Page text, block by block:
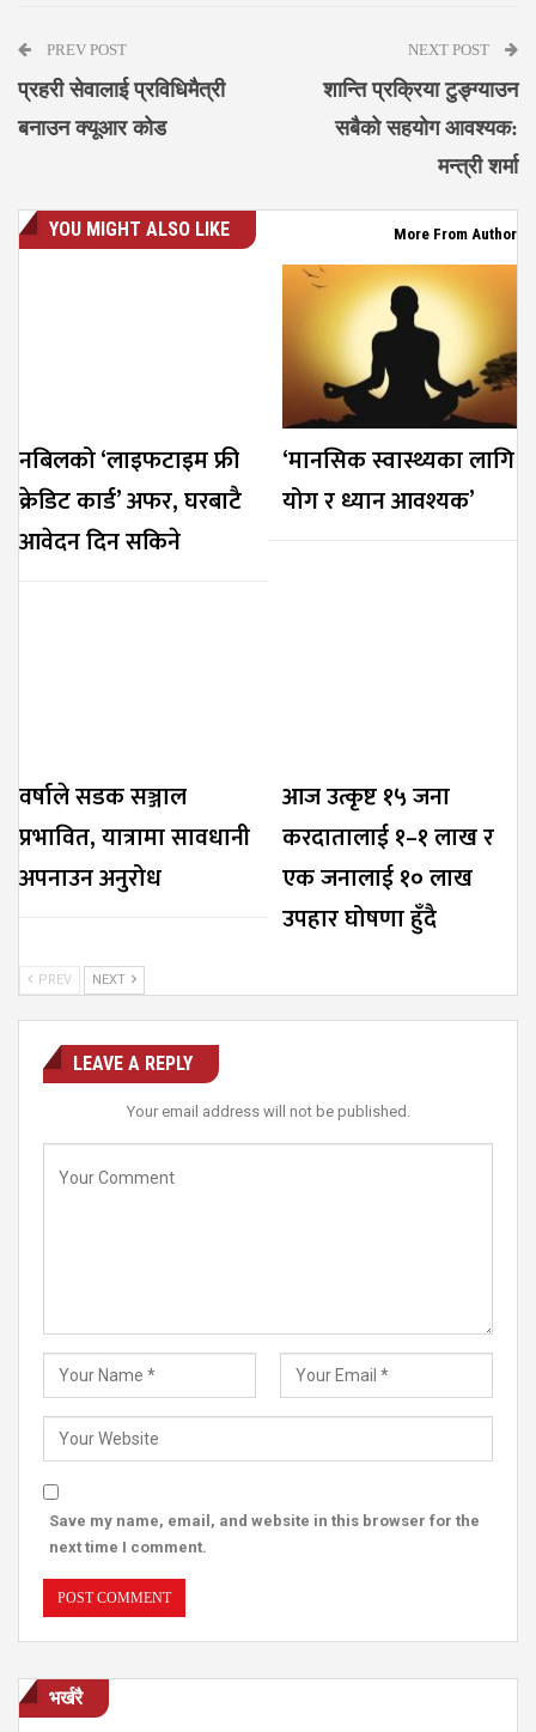
PREV POST
प्रहरी सेवालाई प्रविधिमैत्री
बनाउन क्यूआर कोड
NEXT POST
शान्ति प्रक्रिया टुङ्ग्याउन
सबैको सहयोग आवश्यक:
मन्त्री शर्मा
YOU MIGHT ALSO LIKE More From Author
नबिलको ‘लाइफटाइम फ्री
क्रेडिट कार्ड’ अफर, घरबाटै
आवेदन दिन सकिने
‘मानसिक स्वास्थ्यका लागि
योग र ध्यान आवश्यक’
वर्षाले सडक सञ्जाल
प्रभावित, यात्रामा सावधानी
अपनाउन अनुरोध
आज उत्कृष्ट १५ जना
करदातालाई १–१ लाख र
एक जनालाई १० लाख
उपहार घोषणा हुँदै
PREV NEXT
LEAVE A REPLY
Your email address will not be published.
Save my name, email, and website in this browser for the
next time I comment.
भर्खरै